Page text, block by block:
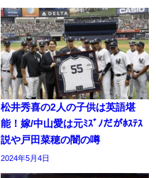
松井秀喜の2人の子供は英語堪
能！嫁/中山愛は元ﾐｽﾞﾉだがﾎｽﾃｽ
説や戸田菜穂の闇の噂
2024年5月4日